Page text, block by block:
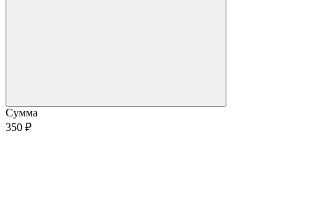
Сумма
350 ₽